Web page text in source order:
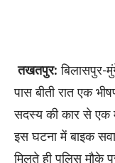
तखतपुर: बिलासपुर-
पास बीती रात एक
सदस्य की कार से एक
इस घटना में बाइक
मिलते ही पुलिस मौके